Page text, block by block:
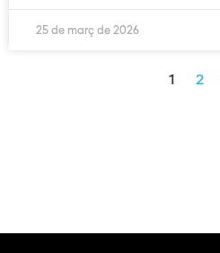
25 de març de 2026
1 2